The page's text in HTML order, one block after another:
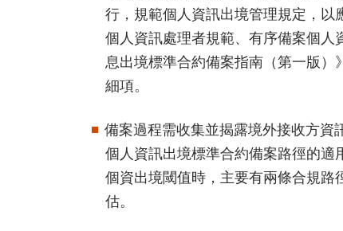
行，規範個人資訊出境管理規定，
個人資訊處理者規範、有序備案個
息出境標準合約備案指南（第一版
細項。
備案過程需收集並揭露境外接收方資
個人資訊出境標準合約備案路徑的適
個資出境閾值時，主要有兩條合規
估。